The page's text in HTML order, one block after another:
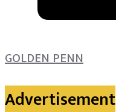
GOLDEN PENN
Advertisement